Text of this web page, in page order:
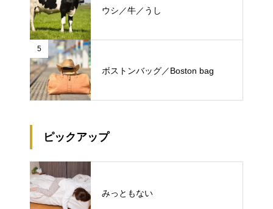
ウシ／牛／うし
5
ボストンバッグ／Boston bag
ピックアップ
みっともない